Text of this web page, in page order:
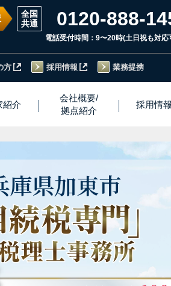
0120-888-
電話受付時間：9〜20時(土日祝も対応
方 採用情報 業務提携
紹介
会社概要/
拠点紹介
採用情報
庫県加東市